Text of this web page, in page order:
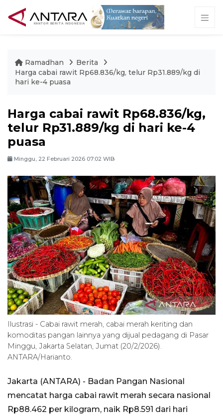
Ramadhan
Berita
Harga cabai rawit Rp68.836/kg, telur Rp31.889/kg di
hari ke-4 puasa
Harga cabai rawit Rp68.836/kg,
telur Rp31.889/kg di hari ke-4
puasa
Minggu, 22 Februari 2026 07:02 WIB
Ilustrasi - Cabai rawit merah, cabai merah keriting dan
komoditas pangan lainnya yang dijual pedagang di Pasar
Minggu, Jakarta Selatan, Jumat (20/2/2026).
ANTARA/Harianto.
Jakarta (ANTARA) - Badan Pangan Nasional
mencatat harga cabai rawit merah secara nasional
Rp88.462 per kilogram, naik Rp8.591 dari hari